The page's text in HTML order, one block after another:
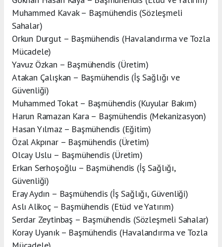
Muhammed Kavak – Başmühendis (Sözleşmeli
Sahalar)
Orkun Durgut – Başmühendis (Havalandırma ve Tozla
Mücadele)
Yavuz Özkan – Başmühendis (Üretim)
Atakan Çalışkan – Başmühendis (İş Sağlığı ve
Güvenliği)
Muhammed Tokat – Başmühendis (Kuyular Bakım)
Harun Ramazan Kara – Başmühendis (Mekanizasyon)
Hasan Yılmaz – Başmühendis (Eğitim)
Özal Akpınar – Başmühendis (Üretim)
Olcay Uslu – Başmühendis (Üretim)
Erkan Serhoşoğlu – Başmühendis (İş Sağlığı,
Güvenliği)
Eray Aydın – Başmühendis (İş Sağlığı, Güvenliği)
Aslı Alikoç – Başmühendis (Etüd ve Yatırım)
Serdar Zeytinbaş – Başmühendis (Sözleşmeli Sahalar)
Koray Uyanık – Başmühendis (Havalandırma ve Tozla